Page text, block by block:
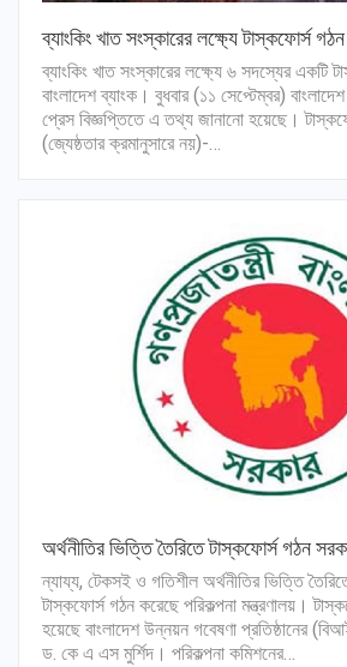
ব্যাংকিং খাত সংস্কারের লক্ষ্যে টাস্কফোর্স গঠন
ব্যাংকিং খাত সংস্কারের লক্ষ্যে ৬ সদস্যের একটি
বাংলাদেশ ব্যাংক। বুধবার (১১ সেপ্টেম্বর)
প্রেস বিজ্ঞপ্তিতে এ তথ্য জানানো হয়েছে।
(জ্যেষ্ঠতার ক্রমানুসারে নয়)-…
অর্থনীতির ভিত্তি তৈরিতে টাস্কফোর্স গঠন
ন্যায্য, টেকসই ও গতিশীল অর্থনীতির ভিত্তি
টাস্কফোর্স গঠন করেছে পরিকল্পনা মন্ত্রণালয়।
হয়েছে বাংলাদেশ উন্নয়ন গবেষণা প্রতিষ্ঠানের
ড. কে এ এস মুর্শিদ। পরিকল্পনা কমিশনের…